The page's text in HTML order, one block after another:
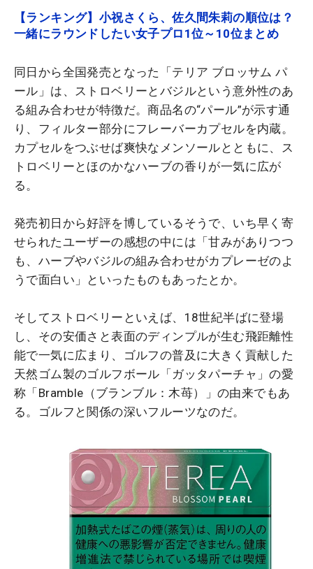
【ランキング】小祝さくら、佐久間朱莉の順位は？
一緒にラウンドしたい女子プロ1位～10位まとめ
同日から全国発売となった「テリア ブロッサム パ
ール」は、ストロベリーとバジルという意外性のあ
る組み合わせが特徴だ。商品名の“パール”が示す通
り、フィルター部分にフレーバーカプセルを内蔵。
カプセルをつぶせば爽快なメンソールとともに、ス
トロベリーとほのかなハーブの香りが一気に広が
る。
発売初日から好評を博しているそうで、いち早く寄
せられたユーザーの感想の中には「甘みがありつつ
も、ハーブやバジルの組み合わせがカプレーゼのよ
うで面白い」といったものもあったとか。
そしてストロベリーといえば、18世紀半ばに登場
し、その安価さと表面のディンプルが生む飛距離性
能で一気に広まり、ゴルフの普及に大きく貢献した
天然ゴム製のゴルフボール「ガッタパーチャ」の愛
称「Bramble（ブランブル：木苺）」の由来でもあ
る。ゴルフと関係の深いフルーツなのだ。